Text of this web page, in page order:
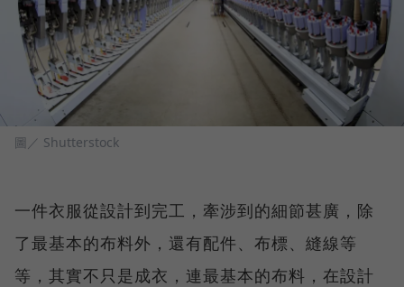
圖／ Shutterstock
一件衣服從設計到完工，牽涉到的細節甚廣，除
了最基本的布料外，還有配件、布標、縫線等
等，其實不只是成衣，連最基本的布料，在設計